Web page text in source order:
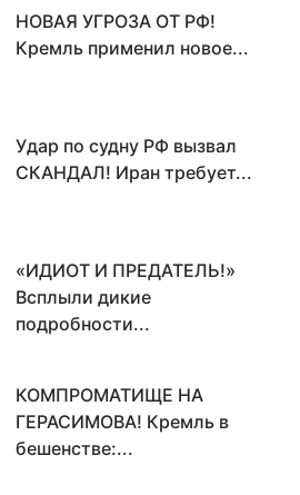
НОВАЯ УГРОЗА ОТ РФ!
Кремль применил новое...
Удар по судну РФ вызвал
СКАНДАЛ! Иран требует...
«ИДИОТ И ПРЕДАТЕЛЬ!»
Всплыли дикие
подробности...
КОМПРОМАТИЩЕ НА
ГЕРАСИМОВА! Кремль в
бешенстве:...